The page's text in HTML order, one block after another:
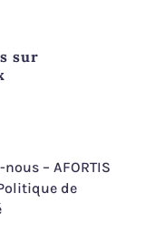
sur
nous– AFORTIS
de